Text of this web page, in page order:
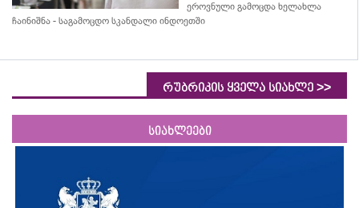
ეროვნული გამოცდა ხელახლა
ჩაინიშნა - საგამოცდო სკანდალი ინდოეთში
რუბრიკის ყველა სიახლე >>
სიახლეები